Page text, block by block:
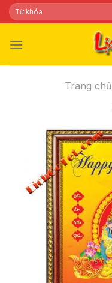
Skip
to
Tìm
kiếm:
Trang chủ